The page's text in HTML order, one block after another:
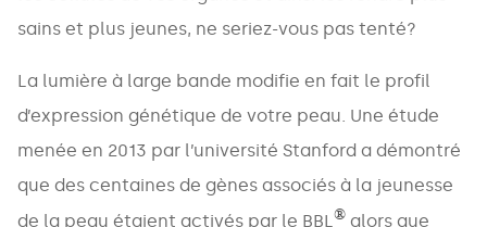
sains et plus jeunes, ne seriez-vous pas tenté?
La lumière à large bande modifie en fait le profil
d’expression génétique de votre peau. Une étude
menée en 2013 par l’université Stanford a démontré
que des centaines de gènes associés à la jeunesse
de la peau étaient activés par le BBL® alors que